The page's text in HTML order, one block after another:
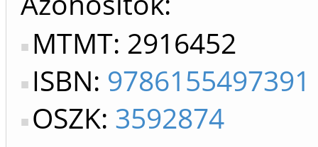
MTMT: 2916452
ISBN: 9786155497391
OSZK: 3592874